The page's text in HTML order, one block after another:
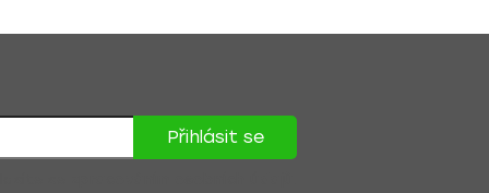
Přihlásit se